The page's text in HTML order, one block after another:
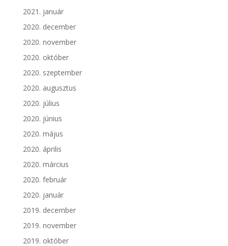
2021. január
2020. december
2020. november
2020. október
2020. szeptember
2020. augusztus
2020. július
2020. június
2020. május
2020. április
2020. március
2020. február
2020. január
2019. december
2019. november
2019. október